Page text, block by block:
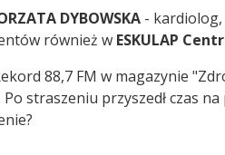
DYBOWSKA -
również w ESKULAP
88,7 FM w magazynie
straszeniu przyszedł czas